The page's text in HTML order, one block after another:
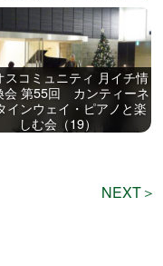
スコミュニティ 月イチ情
会 第55回 カンティーネ
インウェイ・ピアノと楽
しむ会（19）
NEXT＞